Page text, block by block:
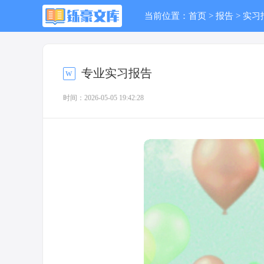
当前位置： 首页 > 报告 > 实习
专业实习报告
时间：2026-05-05 19:42:28